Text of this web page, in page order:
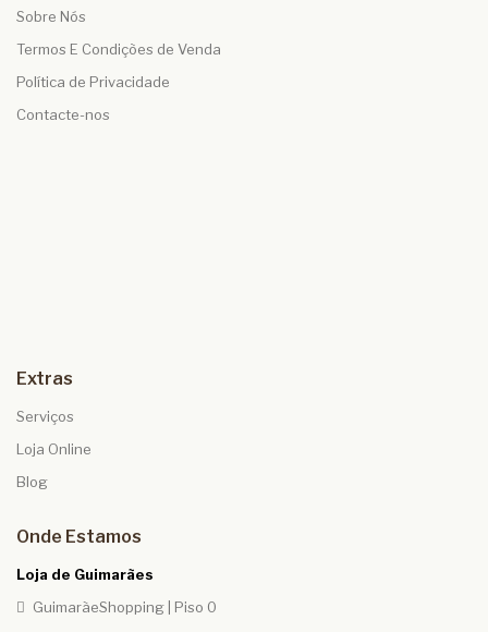
Sobre Nós
Termos E Condições de Venda
Política de Privacidade
Contacte-nos
Extras
Serviços
Loja Online
Blog
Onde Estamos
Loja de Guimarães
GuimarãeShopping | Piso 0